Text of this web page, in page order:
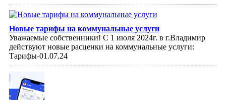
Новые тарифы на коммунальные услуги
Уважаемые собственники! С 1 июля 2024г. в г.Владимир
действуют новые расценки на коммунальные услуги:
Тарифы-01.07.24